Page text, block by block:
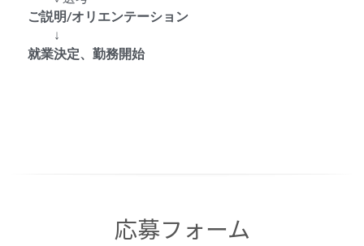
ご説明/オリエンテーション
↓
就業決定、勤務開始
応募フォーム